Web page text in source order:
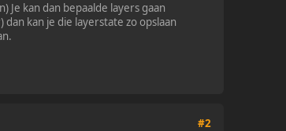
kan dan bepaalde layers gaan
kan je die layerstate zo opslaan
#2